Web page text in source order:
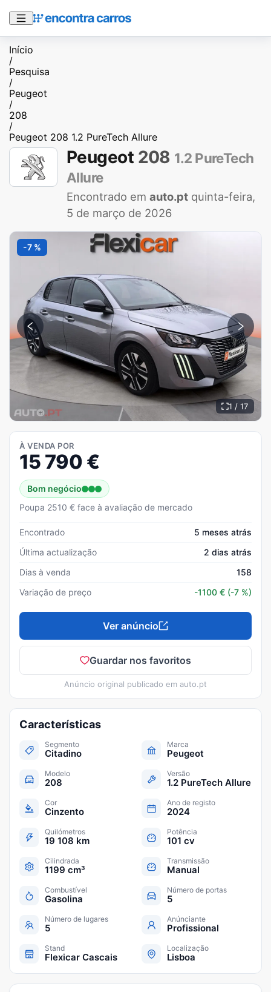
Início
/
Pesquisa
/
Peugeot
/
208
/
Peugeot 208 1.2 PureTech Allure
Peugeot 208 1.2 PureTech
Allure
Encontrado em auto.pt quinta-feira,
5 de março de 2026
-7 %
1 / 17
À VENDA POR
15 790 €
Bom negócio
Poupa 2510 € face à avaliação de mercado
Encontrado
5 meses atrás
Última actualização
2 dias atrás
Dias à venda
158
Variação de preço
-1100 € (-7 %)
Ver anúncio
Guardar nos favoritos
Anúncio original publicado em auto.pt
Características
Segmento
Citadino
Marca
Peugeot
Modelo
208
Versão
1.2 PureTech Allure
Cor
Cinzento
Ano de registo
2024
Quilómetros
19 108 km
Potência
101 cv
Cilindrada
1199 cm³
Transmissão
Manual
Combustível
Gasolina
Número de portas
5
Número de lugares
5
Anúnciante
Profissional
Stand
Flexicar Cascais
Localização
Lisboa